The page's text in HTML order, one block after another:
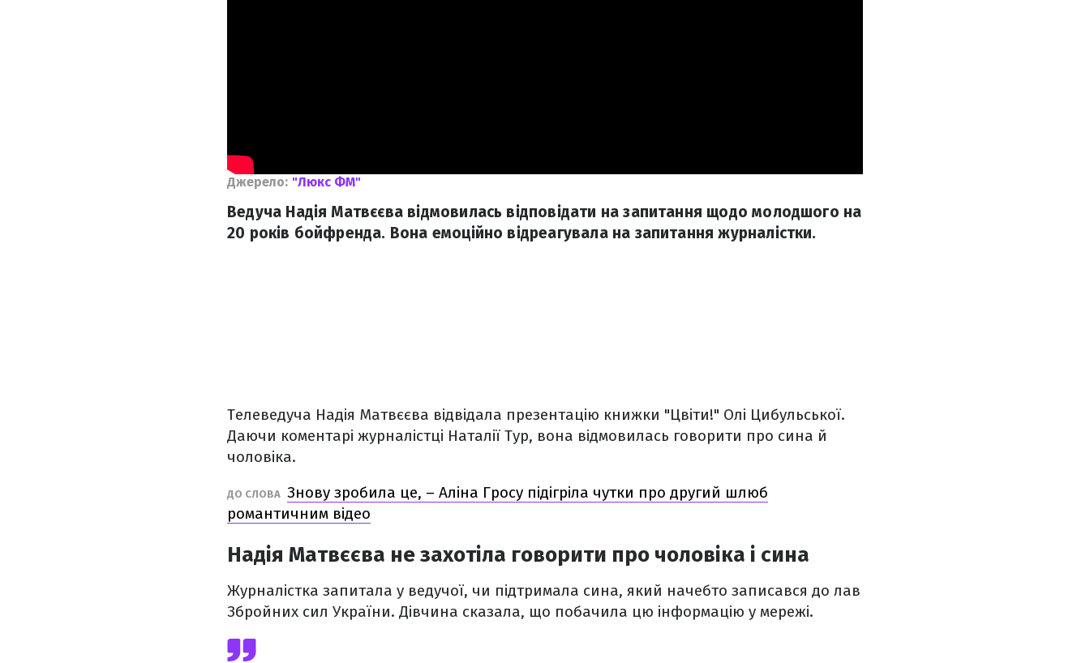
Джерело: "Люкс ФМ"
Ведуча Надія Матвєєва відмовилась відповідати на запитання щодо молодшого на
20 років бойфренда. Вона емоційно відреагувала на запитання журналістки.
Телеведуча Надія Матвєєва відвідала презентацію книжки "Цвіти!" Олі Цибульської.
Даючи коментарі журналістці Наталії Тур, вона відмовилась говорити про сина й
чоловіка.
ДО СЛОВА Знову зробила це, – Аліна Гросу підігріла чутки про другий шлюб
романтичним відео
Надія Матвєєва не захотіла говорити про чоловіка і сина
Журналістка запитала у ведучої, чи підтримала сина, який начебто записався до лав
Збройних сил України. Дівчина сказала, що побачила цю інформацію у мережі.